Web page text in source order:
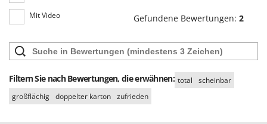
Michelin
Mille
Minox
Mockmill
Mit Video Gefundene Bewertungen: 2
Filtern Sie nach Bewertungen, die erwähnen: total
scheinbar
großflächig doppelter karton zufrieden